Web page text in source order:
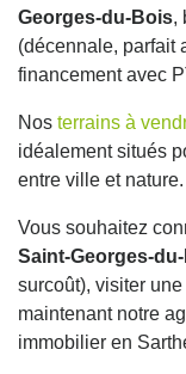
Georges-du-Bois,
(décennale, parfait
financement avec
Nos terrains à
idéalement situés
entre ville et nature.
Vous souhaitez
Saint-Georges-
surcoût), visiter
maintenant notre
immobilier en